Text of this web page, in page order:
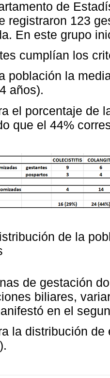
de
registraron 123
En este grupo
cumplían los
población la
años).
el porcentaje de
que el 44%
de la
de gestación
biliares,
en el
la distribución
).